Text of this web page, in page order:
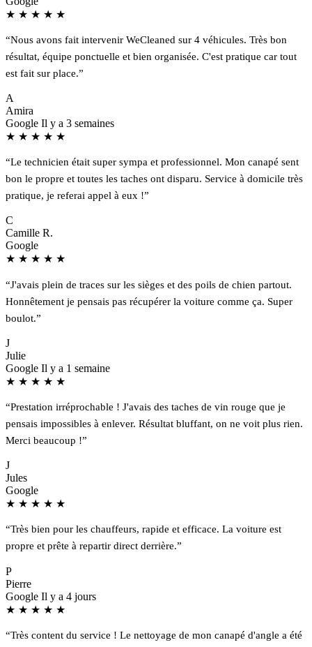
★ ★ ★ ★ ★
“Nous avons fait intervenir WeCleaned sur 4 véhicules. Très bon
résultat, équipe ponctuelle et bien organisée. C'est pratique car tout
est fait sur place.”
A
Amira
Google Il y a 3 semaines
★ ★ ★ ★ ★
“Le technicien était super sympa et professionnel. Mon canapé sent
bon le propre et toutes les taches ont disparu. Service à domicile très
pratique, je referai appel à eux !”
C
Camille R.
Google
★ ★ ★ ★ ★
“J'avais plein de traces sur les sièges et des poils de chien partout.
Honnêtement je pensais pas récupérer la voiture comme ça. Super
boulot.”
J
Julie
Google Il y a 1 semaine
★ ★ ★ ★ ★
“Prestation irréprochable ! J'avais des taches de vin rouge que je
pensais impossibles à enlever. Résultat bluffant, on ne voit plus rien.
Merci beaucoup !”
J
Jules
Google
★ ★ ★ ★ ★
“Très bien pour les chauffeurs, rapide et efficace. La voiture est
propre et prête à repartir direct derrière.”
P
Pierre
Google Il y a 4 jours
★ ★ ★ ★ ★
“Très content du service ! Le nettoyage de mon canapé d'angle a été